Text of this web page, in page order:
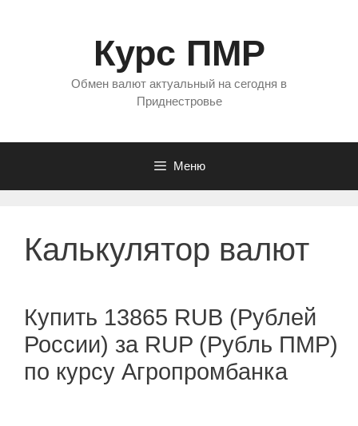
Курс ПМР
Обмен валют актуальный на сегодня в
Приднестровье
Меню
Калькулятор валют
Купить 13865 RUB (Рублей
России) за RUP (Рубль ПМР)
по курсу Агропромбанка